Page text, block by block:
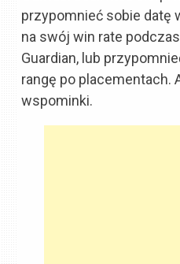
przypomnieć sobie datę
na swój win rate
Guardian, lub
rangę po placementach.
wspominki.